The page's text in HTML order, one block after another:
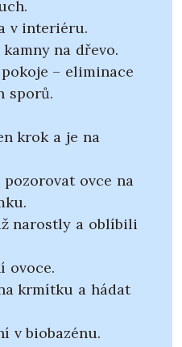
v interiéru.
na dřevo.
– eliminace
sporů.
krok a je na
pozorovat ovce na
narostly a oblíbili
ovoce.
krmítku a hádat
v biobazénu.